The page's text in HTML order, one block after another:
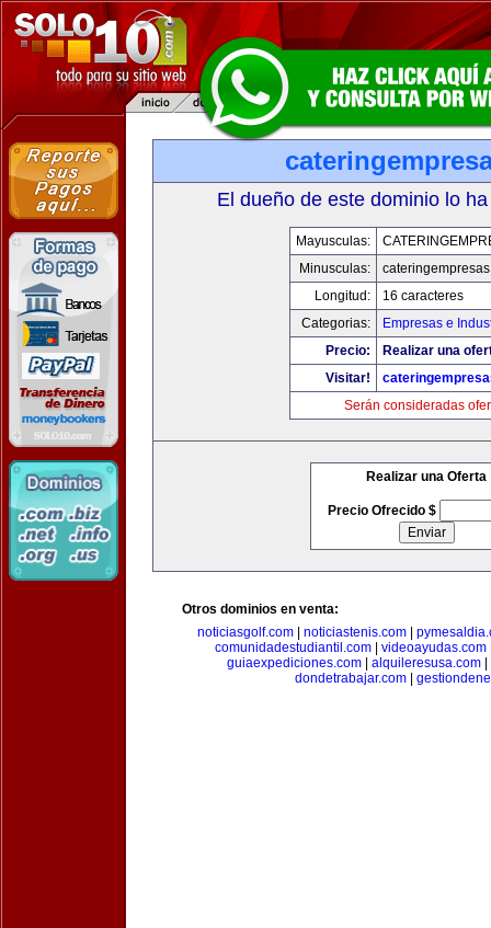
El dueño de este dominio lo
Mayusculas:
Minusculas:
Longitud:
16 caracteres
Categorias:
Empresas e
Precio:
Realizar una
Visitar!
Serán consideradas
Realizar una Oferta
Precio Ofrecido $
Otros dominios en venta:
noticiasgolf.com| noticiastenis.com|
comunidadestudiantil.com| videoayudas.com
guiaexpediciones.com| alquileresusa.com|
dondetrabajar.com|